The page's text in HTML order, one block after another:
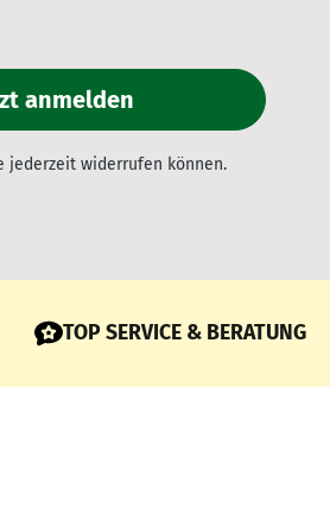
jederzeit widerrufen können.
TOP SERVICE & BERATUNG